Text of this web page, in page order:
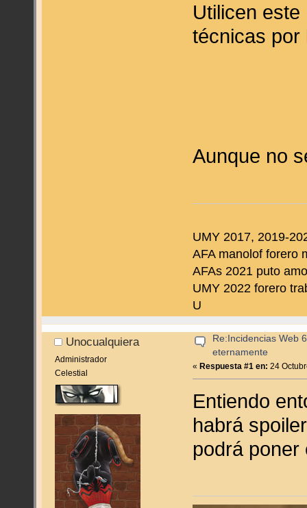
Utilicen
técnicas por
Aunque no
UMY 2017, 2019-
AFA manolof forero
AFAs 2021 puto
UMY 2022 forero
U
Unocualquiera
Administrador
Celestial
Re:Incidencias Web
eternamente
« Respuesta #1 en: 24
Entiendo
habrá
podrá